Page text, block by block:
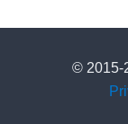
© 2015-